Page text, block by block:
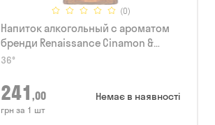
(0)
Напиток алкогольный с ароматом
бренди Renaissance Cinamon &
Apple 0.5л
36°
241 ,00
грн за 1 шт
Немає в наявності